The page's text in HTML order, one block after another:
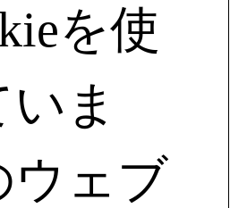
を使
ま
ウェブ